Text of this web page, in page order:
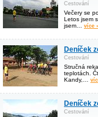
Cestování
Večery se
Letos jsem
jsem… více
Deníček
Cestování
Stručná
teplotách.
Kandy,…
Deníček
Cestování